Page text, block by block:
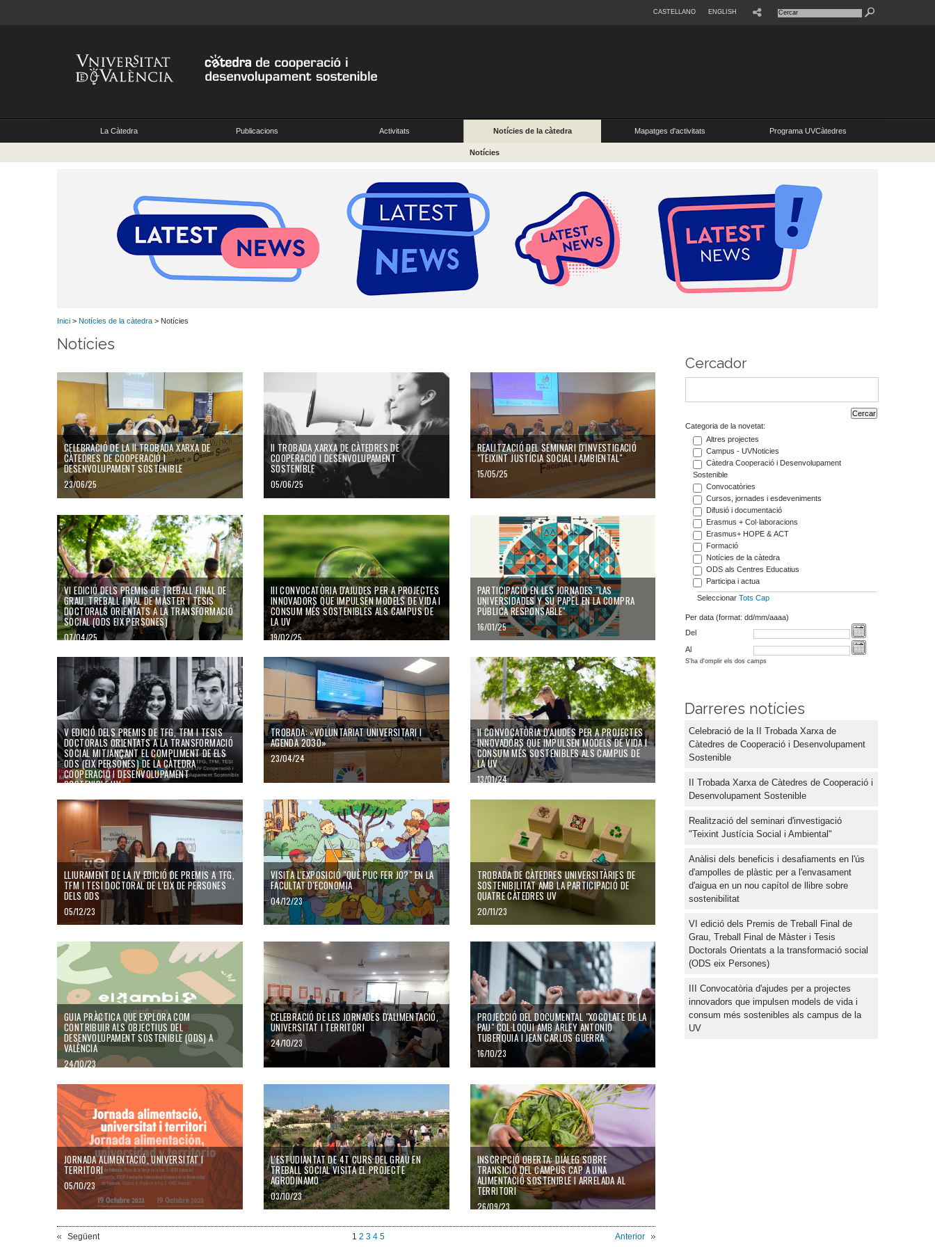
CASTELLANO ENGLISH
La Càtedra Publicacions Activitats Notícies de la càtedra Mapatges d'activitats Programa UVCàtedres
Notícies
Inici > Notícies de la càtedra > Notícies
Notícies
CELEBRACIÓ DE LA II TROBADA XARXA DE
CÀTEDRES DE COOPERACIÓ I
DESENVOLUPAMENT SOSTENIBLE
23/06/25
II TROBADA XARXA DE CÀTEDRES DE
COOPERACIÓ I DESENVOLUPAMENT
SOSTENIBLE
05/06/25
REALITZACIÓ DEL SEMINARI D'INVESTIGACIÓ
"TEIXINT JUSTÍCIA SOCIAL I AMBIENTAL"
15/05/25
VI EDICIÓ DELS PREMIS DE TREBALL FINAL DE
GRAU, TREBALL FINAL DE MÀSTER I TESIS
DOCTORALS ORIENTATS A LA TRANSFORMACIÓ
SOCIAL (ODS EIX PERSONES)
07/04/25
III CONVOCATÒRIA D'AJUDES PER A PROJECTES
INNOVADORS QUE IMPULSEN MODELS DE VIDA I
CONSUM MÉS SOSTENIBLES ALS CAMPUS DE
LA UV
19/02/25
PARTICIPACIÓ EN LES JORNADES "LAS
UNIVERSIDADES Y SU PAPEL EN LA COMPRA
PÚBLICA RESPONSABLE"
16/01/25
V EDICIÓ DELS PREMIS DE TFG, TFM I TESIS
DOCTORALS ORIENTATS A LA TRANSFORMACIÓ
SOCIAL MITJANÇANT EL COMPLIMENT DE ELS
ODS (EIX PERSONES) DE LA CÀTEDRA
COOPERACIÓ I DESENVOLUPAMENT
SOSTENIBLE UV
10/07/24
TROBADA: «VOLUNTARIAT UNIVERSITARI I
AGENDA 2030»
23/04/24
II CONVOCATÒRIA D'AJUDES PER A PROJECTES
INNOVADORS QUE IMPULSEN MODELS DE VIDA I
CONSUM MÉS SOSTENIBLES ALS CAMPUS DE
LA UV
13/01/24
LLIURAMENT DE LA IV EDICIÓ DE PREMIS A TFG,
TFM I TESI DOCTORAL DE L'EIX DE PERSONES
DELS ODS
05/12/23
VISITA L'EXPOSICIÓ "QUÈ PUC FER JO?" EN LA
FACULTAT D'ECONOMIA
04/12/23
TROBADA DE CÀTEDRES UNIVERSITÀRIES DE
SOSTENIBILITAT AMB LA PARTICIPACIÓ DE
QUATRE CÀTEDRES UV
20/11/23
GUIA PRÀCTICA QUE EXPLORA COM
CONTRIBUIR ALS OBJECTIUS DEL
DESENVOLUPAMENT SOSTENIBLE (ODS) A
VALÈNCIA
24/10/23
CELEBRACIÓ DE LES JORNADES D'ALIMENTACIÓ,
UNIVERSITAT I TERRITORI
24/10/23
PROJECCIÓ DEL DOCUMENTAL "XOCOLATE DE LA
PAU" COL·LOQUI AMB ARLEY ANTONIO
TUBERQUIA I JEAN CARLOS GUERRA
16/10/23
JORNADA ALIMENTACIÓ, UNIVERSITAT I
TERRITORI
05/10/23
L'ESTUDIANTAT DE 4T CURS DEL GRAU EN
TREBALL SOCIAL VISITA EL PROJECTE
AGRODINAMO
03/10/23
INSCRIPCIÓ OBERTA: DIÀLEG SOBRE
TRANSICIÓ DEL CAMPUS CAP A UNA
ALIMENTACIÓ SOSTENIBLE I ARRELADA AL
TERRITORI
26/09/23
Següent Anterior
1 2 3 4 5
Cercador
Categoria de la novetat:
Altres projectes
Campus - UVNoticies
Càtedra Cooperació i Desenvolupament
Sostenible
Convocatòries
Cursos, jornades i esdeveniments
Difusió i documentació
Erasmus + Col·laboracions
Erasmus+ HOPE & ACT
Formació
Notícies de la càtedra
ODS als Centres Educatius
Participa i actua
Seleccionar Tots Cap
Per data (format: dd/mm/aaaa)
Del
Al
S'ha d'omplir els dos camps
Darreres notícies
Celebració de la II Trobada Xarxa de
Càtedres de Cooperació i Desenvolupament
Sostenible
II Trobada Xarxa de Càtedres de Cooperació i
Desenvolupament Sostenible
Realització del seminari d'investigació
"Teixint Justícia Social i Ambiental"
Anàlisi dels beneficis i desafiaments en l'ús
d'ampolles de plàstic per a l'envasament
d'aigua en un nou capítol de llibre sobre
sostenibilitat
VI edició dels Premis de Treball Final de
Grau, Treball Final de Màster i Tesis
Doctorals Orientats a la transformació social
(ODS eix Persones)
III Convocatòria d'ajudes per a projectes
innovadors que impulsen models de vida i
consum més sostenibles als campus de la
UV